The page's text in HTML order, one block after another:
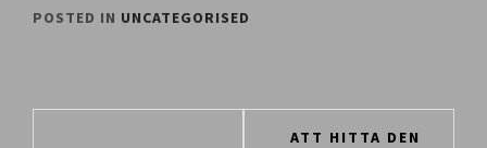
POSTED IN UNCATEGORISED
ATT HITTA DEN